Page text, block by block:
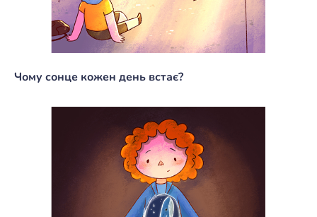
Чому сонце кожен день встає?